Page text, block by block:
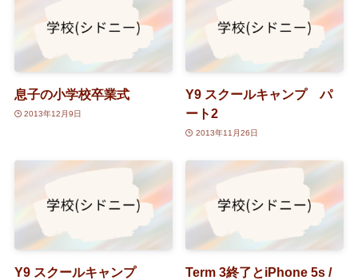
息子の小学校卒業式
2013年12月9日
Y9 スクールキャンプ パ
ート2
2013年11月26日
Y9 スクールキャンプ
Term 3終了とiPhone 5s /